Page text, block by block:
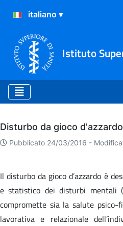
Istituto
Archivio
Disturbo da gioco
Pubblicato 24/03/2016 -
Il disturbo da gioco d’azzardo è
e statistico dei disturbi mentali
compromette sia la salute psico-
lavorativa e relazionale